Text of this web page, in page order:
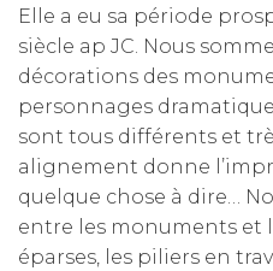
Elle a eu sa période
siècle ap JC. Nous
décorations des
personnages
sont tous différents et
alignement donne
quelque chose à dire…
entre les monuments et
éparses, les piliers en